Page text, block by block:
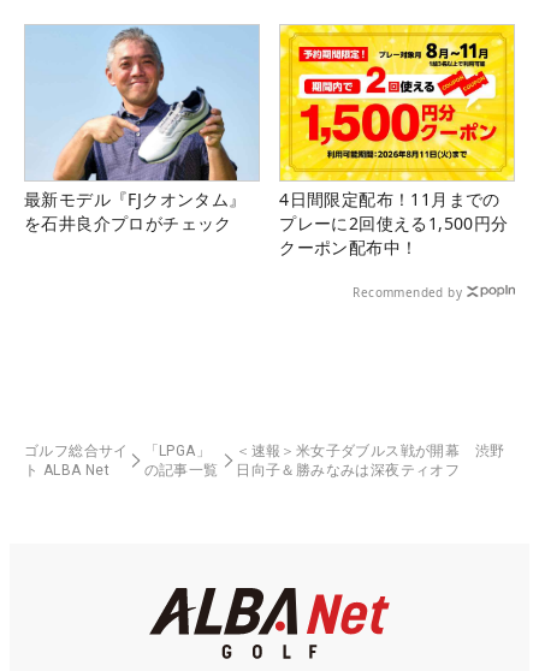
最新モデル『FJクオンタム』
を石井良介プロがチェック
4日間限定配布！11月までの
プレーに2回使える1,500円分
クーポン配布中！
Recommended by
ゴルフ総合サイ
ト ALBA Net
「LPGA」
の記事一覧
＜速報＞米女子ダブルス戦が開幕 渋野
日向子＆勝みなみは深夜ティオフ